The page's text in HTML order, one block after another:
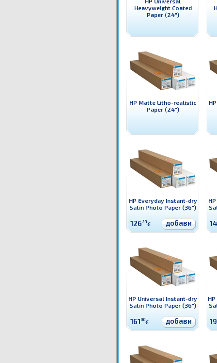
Heavyweight Coated
Paper (24")
HP Matte Litho-realistic
Paper (24")
HP Everyday Instant-dry
Satin Photo Paper (36")
12674€ добави
HP Universal Instant-dry
Satin Photo Paper (36")
16100€ добави